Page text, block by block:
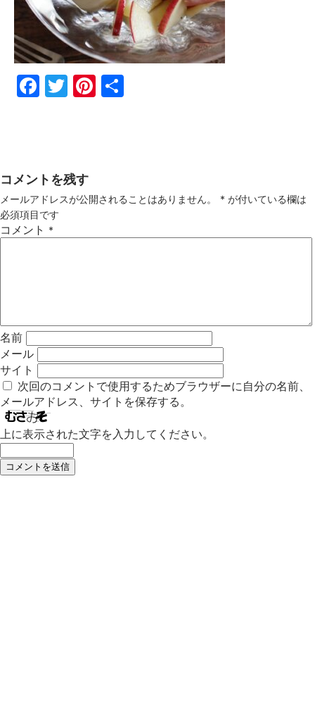
Fac
Twi
Pin
コメントを残す
メールアドレスが公開されることはありません。 * が付いている欄は
必須項目です
コメント *
名前
メール
サイト
次回のコメントで使用するためブラウザーに自分の名前、
メールアドレス、サイトを保存する。
上に表示された文字を入力してください。